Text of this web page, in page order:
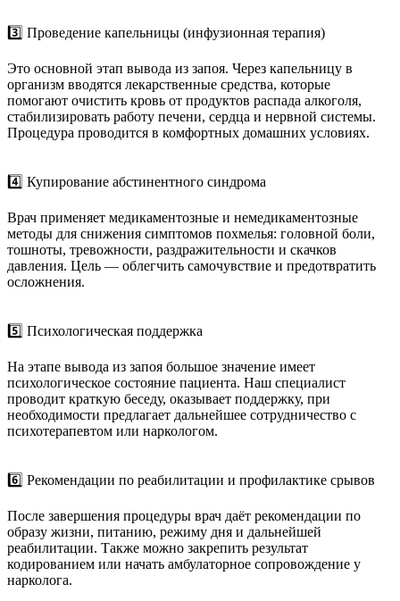
3️⃣ Проведение капельницы (инфузионная терапия)
Это основной этап вывода из запоя. Через капельницу в
организм вводятся лекарственные средства, которые
помогают очистить кровь от продуктов распада алкоголя,
стабилизировать работу печени, сердца и нервной системы.
Процедура проводится в комфортных домашних условиях.
4️⃣ Купирование абстинентного синдрома
Врач применяет медикаментозные и немедикаментозные
методы для снижения симптомов похмелья: головной боли,
тошноты, тревожности, раздражительности и скачков
давления. Цель — облегчить самочувствие и предотвратить
осложнения.
5️⃣ Психологическая поддержка
На этапе вывода из запоя большое значение имеет
психологическое состояние пациента. Наш специалист
проводит краткую беседу, оказывает поддержку, при
необходимости предлагает дальнейшее сотрудничество с
психотерапевтом или наркологом.
6️⃣ Рекомендации по реабилитации и профилактике срывов
После завершения процедуры врач даёт рекомендации по
образу жизни, питанию, режиму дня и дальнейшей
реабилитации. Также можно закрепить результат
кодированием или начать амбулаторное сопровождение у
нарколога.